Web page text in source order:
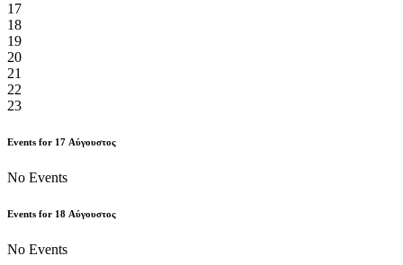
17
18
19
20
21
22
23
Events for 17 Αύγουστος
No Events
Events for 18 Αύγουστος
No Events